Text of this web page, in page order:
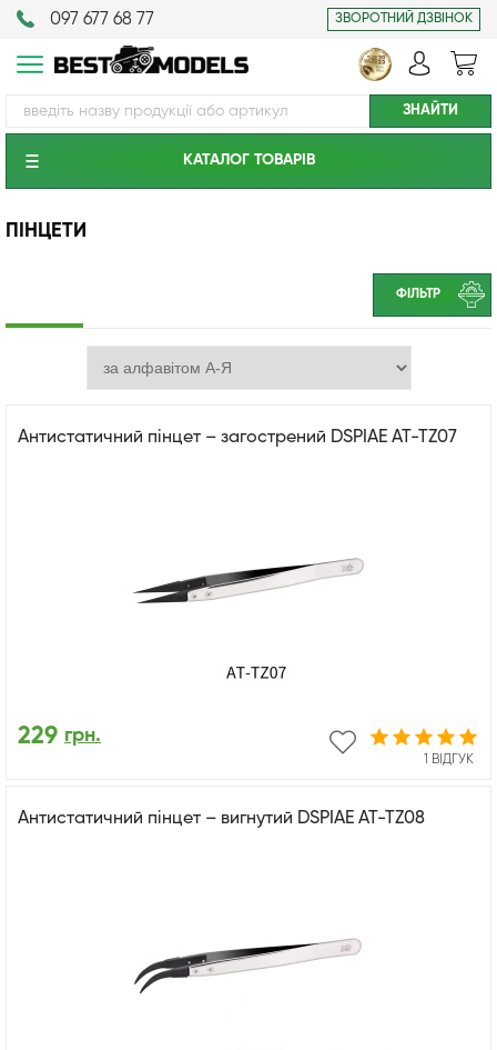
097 677 68 77 ЗВОРОТНИЙ ДЗВІНОК
КАТАЛОГ ТОВАРIВ
ПІНЦЕТИ
ФІЛЬТР
Антистатичний пінцет – загострений DSPIAE AT-TZ07
1 ВІДГУК
229 грн.
Антистатичний пінцет – вигнутий DSPIAE AT-TZ08